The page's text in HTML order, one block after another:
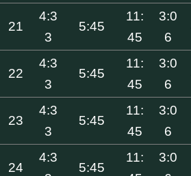
21
4:3
3
5:45
11:
45
3:0
6
22
4:3
3
5:45
11:
45
3:0
6
23
4:3
3
5:45
11:
45
3:0
6
24
4:3
5:45
11:
3:0